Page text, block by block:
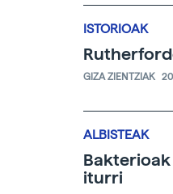
ISTORIOAK
GIZA ZIENTZIAK
ALBISTEAK
iturri